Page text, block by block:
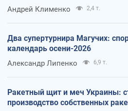
Андрей Клименко 2,4 т.
Два супертурнира Магучих:
календарь осени-2026
Александр Липенко 6,9 т.
Ракетный щит и меч Украины:
производство собственных